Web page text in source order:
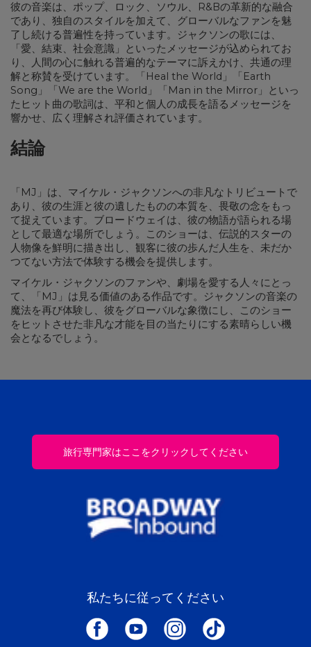
彼の音楽は、ポップ、ロック、ソウル、R&Bの革新的な融合
であり、独自のスタイルを加えて、グローバルなファンを魅
了し続ける普遍性を持っています。ジャクソンの歌には、
「愛、結束、社会意識」といったメッセージが込められてお
り、人間の心に触れる普遍的なテーマに訴えかけ、共通の理
解と称賛を受けています。「Heal the World」「Earth
Song」「We are the World」「Man in the Mirror」といっ
たヒット曲の歌詞は、平和と個人の成長を語るメッセージを
響かせ、広く理解され評価されています。
結論
「MJ」は、マイケル・ジャクソンへの非凡なトリビュートで
あり、彼の生涯と彼の遺したものの本質を、畏敬の念をもっ
て捉えています。ブロードウェイは、彼の物語が語られる場
として最適な場所でしょう。このショーは、伝説的スターの
人物像を鮮明に描き出し、観客に彼の歩んだ人生を、未だか
つてない方法で体験する機会を提供します。
マイケル・ジャクソンのファンや、劇場を愛する人々にとっ
て、「MJ」は見る価値のある作品です。ジャクソンの音楽の
魔法を再び体験し、彼をグローバルな象徴にし、このショー
をヒットさせた非凡な才能を目の当たりにする素晴らしい機
会となるでしょう。
旅行専門家はここをクリックしてください
私たちに従ってください